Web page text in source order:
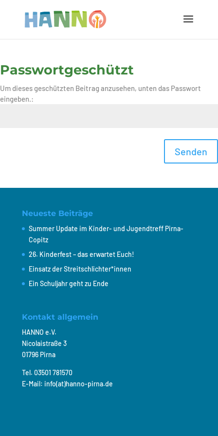
Passwortgeschützt
Um dieses geschützten Beitrag anzusehen, unten das Passwort
eingeben.:
Senden
Neueste Beiträge
Summer Update im Kinder- und Jugendtreff Pirna-
Copitz
26. Kinderfest – das erwartet Euch!
Einsatz der Streitschlichter*innen
Ein Schuljahr geht zu Ende
Kontakt allgemein
HANNO e.V.
Nicolaistraße 3
01796 Pirna
Tel. 03501 781570
E-Mail: info(at)hanno-pirna.de